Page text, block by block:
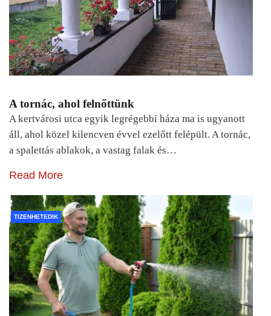
A tornác, ahol felnőttünk
A kertvárosi utca egyik legrégebbi háza ma is ugyanott
áll, ahol közel kilencven évvel ezelőtt felépült. A tornác,
a spalettás ablakok, a vastag falak és…
Read More
TIZENHETEDIK